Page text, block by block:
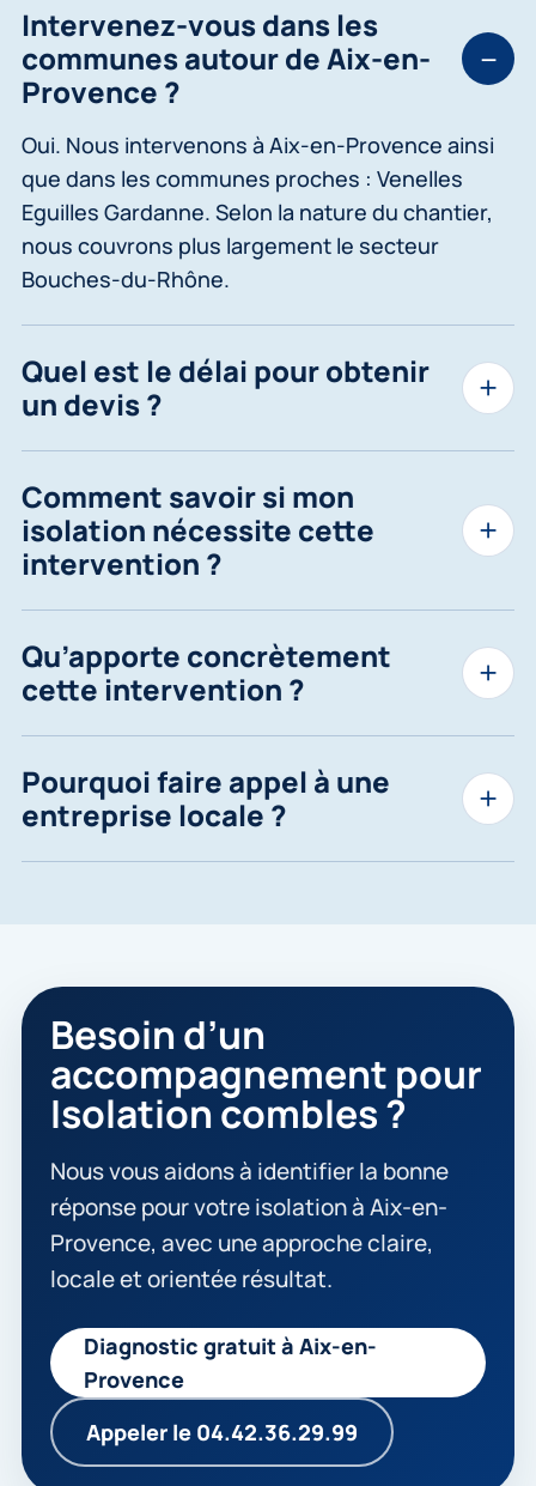
Intervenez-vous dans les
communes autour de Aix-en-
Provence ?
Oui. Nous intervenons à Aix-en-Provence ainsi
que dans les communes proches : Venelles
Eguilles Gardanne. Selon la nature du chantier,
nous couvrons plus largement le secteur
Bouches-du-Rhône.
Quel est le délai pour obtenir
un devis ?
Comment savoir si mon
isolation nécessite cette
intervention ?
Qu’apporte concrètement
cette intervention ?
Pourquoi faire appel à une
entreprise locale ?
Besoin d’un
accompagnement pour
Isolation combles ?
Nous vous aidons à identifier la bonne
réponse pour votre isolation à Aix-en-
Provence, avec une approche claire,
locale et orientée résultat.
Diagnostic gratuit à Aix-en-
Provence
Appeler le 04.42.36.29.99